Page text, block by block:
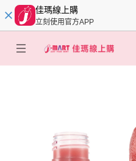
佳瑪線上購
立刻使用官方APP